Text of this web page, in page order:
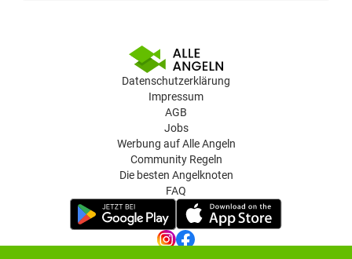
Datenschutzerklärung
Impressum
AGB
Jobs
Werbung auf Alle Angeln
Community Regeln
Die besten Angelknoten
FAQ